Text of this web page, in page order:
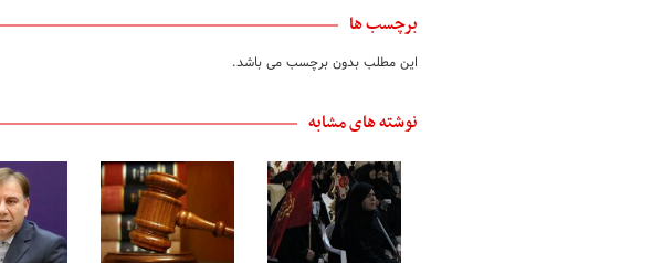
برچسب ها
این مطلب بدون برچسب می باشد.
نوشته های مشابه